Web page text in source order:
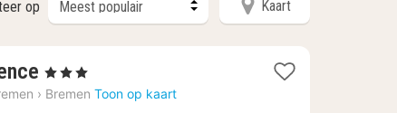
op Kaart
1
nacht
, 3 Sterren
› Bremen Toon op kaart